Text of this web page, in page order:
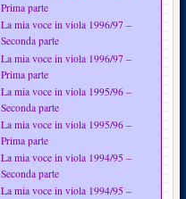
Prima parte
La mia voce in viola 1996/97 –
Seconda parte
La mia voce in viola 1996/97 –
Prima parte
La mia voce in viola 1995/96 –
Seconda parte
La mia voce in viola 1995/96 –
Prima parte
La mia voce in viola 1994/95 –
Seconda parte
La mia voce in viola 1994/95 –